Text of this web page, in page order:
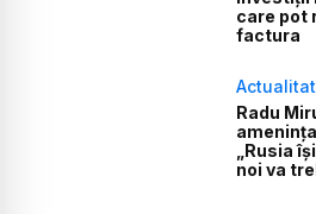
care pot
factura
Radu
„Rusia
noi va